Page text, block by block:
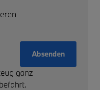
Absenden
ganz